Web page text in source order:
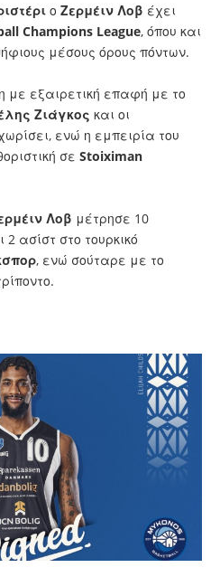
ο Ζερμέιν Λοβ έχει
Champions League, όπου και
μέσους όρους πόντων.
με εξαιρετική επαφή με το
Ζιάγκος και οι
ενώ η εμπειρία του
σε Stoiximan
Λοβ μέτρησε 10
ασίστ στο τουρκικό
, ενώ σούταρε με το